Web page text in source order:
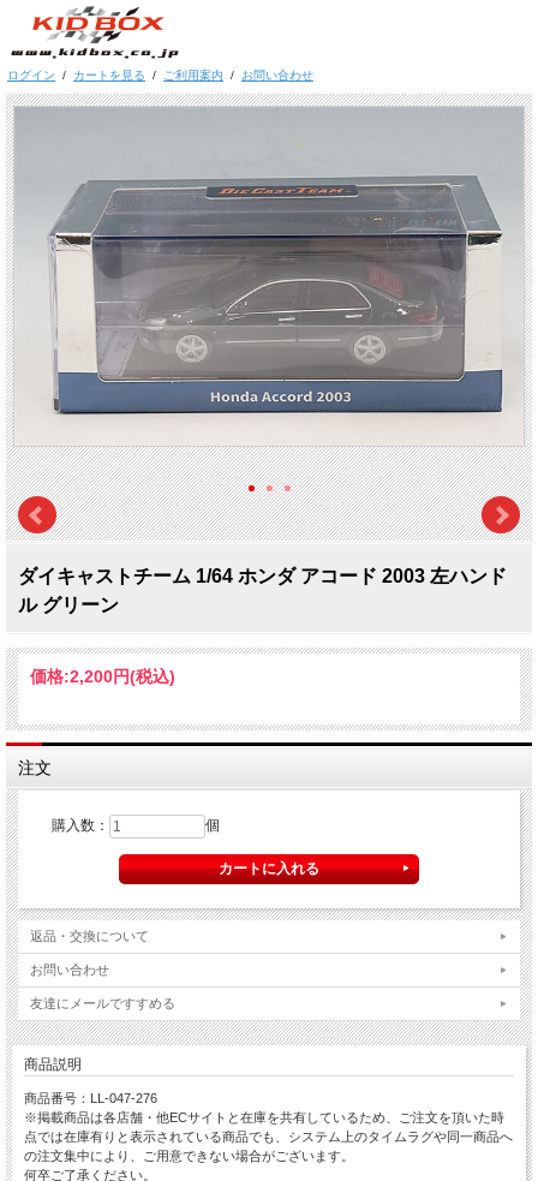
ログイン / カートを見る / ご利用案内 / お問い合わせ
ダイキャストチーム 1/64 ホンダ アコード 2003 左ハンド
ル グリーン
価格:2,200円(税込)
注文
購入数： 個
返品・交換について
お問い合わせ
友達にメールですすめる
商品説明
商品番号：LL-047-276
※掲載商品は各店舗・他ECサイトと在庫を共有しているため、ご注文を頂いた時
点では在庫有りと表示されている商品でも、システム上のタイムラグや同一商品へ
の注文集中により、ご用意できない場合がございます。
何卒ご了承ください。